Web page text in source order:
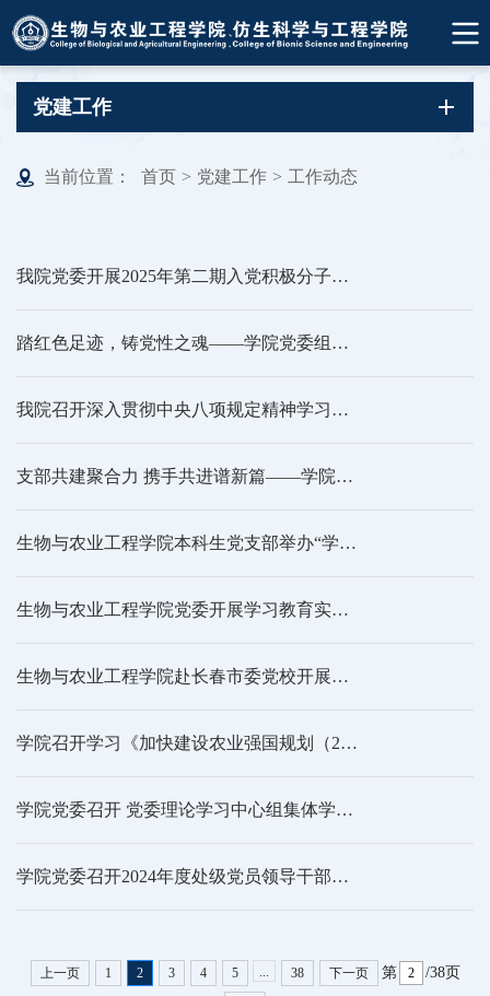
党建工作
当前位置： 首页 > 党建工作 > 工作动态
我院党委开展2025年第二期入党积极分子培训班社会实践活动
踏红色足迹，铸党性之魂——学院党委组织党员骨干赴威海开展党性教育培训活动
我院召开深入贯彻中央八项规定精神学习教育总结会议
支部共建聚合力 携手共进谱新篇——学院博三、硕士农经党支部与中科院东北地理所研究生党总支开展支部共建活动
生物与农业工程学院本科生党支部举办“学深悟透八项规定精神，涵养新时代清正党风”主题党日活动
生物与农业工程学院党委开展学习教育实践活动：参观黄大年纪念馆及历史名人纪念馆
生物与农业工程学院赴长春市委党校开展中央八项规定精神学习教育践学活动
学院召开学习《加快建设农业强国规划（2024－2035年）》专项会议
学院党委召开 党委理论学习中心组集体学习会议
学院党委召开2024年度处级党员领导干部民主生活会
上一页 1 2 3 4 5 ... 38 下一页 第 /38页